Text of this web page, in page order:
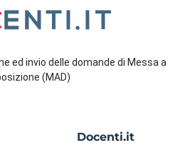
ed invio delle domande di Messa a
(MAD)
Docenti.it